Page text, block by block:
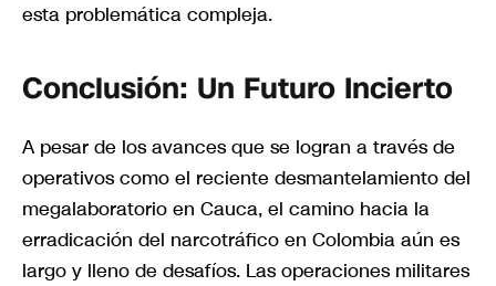
esta problemática compleja.
Conclusión: Un Futuro Incierto
A pesar de los avances que se logran a través de
operativos como el reciente desmantelamiento del
megalaboratorio en Cauca, el camino hacia la
erradicación del narcotráfico en Colombia aún es
largo y lleno de desafíos. Las operaciones militares